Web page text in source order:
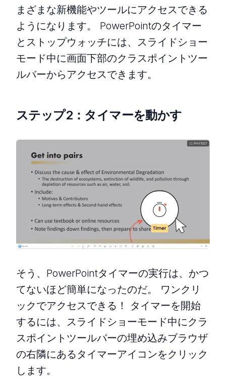
まざまな新機能やツールにアクセスできる
ようになります。 PowerPointのタイマー
とストップウォッチには、スライドショー
モード中に画面下部のクラスポイントツー
ルバーからアクセスできます。
ステップ2：タイマーを動かす
そう、PowerPointタイマーの実行は、かつ
てないほど簡単になったのだ。 ワンクリ
ックでアクセスできる！ タイマーを開始
するには、スライドショーモード中にクラ
スポイントツールバーの埋め込みブラウザ
の右隣にあるタイマーアイコンをクリック
します。